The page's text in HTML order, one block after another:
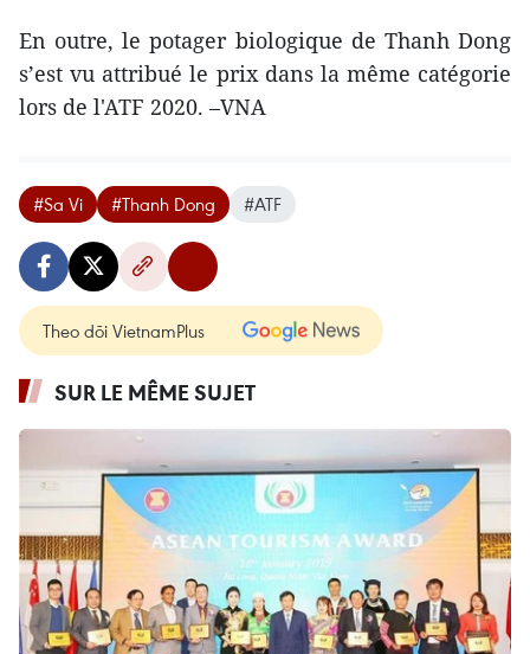
En outre, le potager biologique de Thanh Dong
s’est vu attribué le prix dans la même catégorie
lors de l'ATF 2020. –VNA
#Sa Vi #Thanh Dong #ATF
Theo dõi VietnamPlus
SUR LE MÊME SUJET